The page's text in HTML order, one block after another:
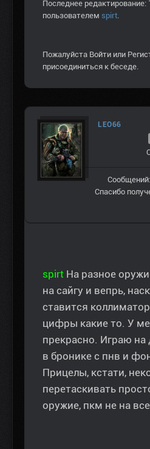
Последнее редактирование:
пользователем spirt
Пожалуйста Войти или
присоединиться к беседе.
LEO66
Спасибо
spirt На разное
на сайгу и вепрь,
ставится
цифры какие то. У
прекрасно. Играю
в бронике с пнв и
Прицелы, кстати,
перетаскивать
оружие, пкм не на